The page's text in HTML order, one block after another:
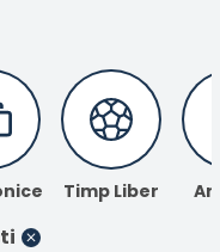
Timp Liber